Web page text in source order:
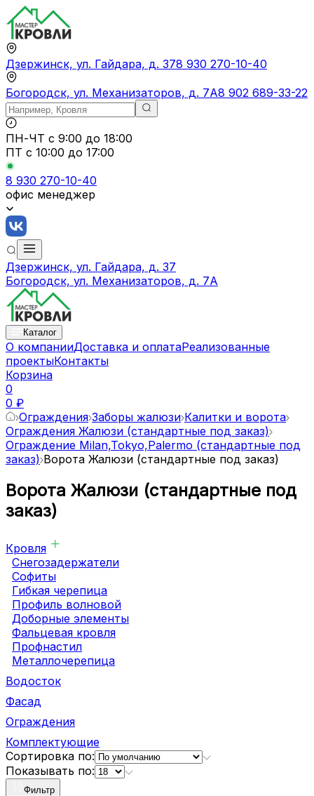
Дзержинск, ул. Гайдара, д. 378 930 270-10-40
Богородск, ул. Механизаторов, д. 7А8 902 689-33-22
ПН-ЧТ с 9:00 до 18:00
ПТ с 10:00 до 17:00
8 930 270-10-40
офис менеджер
Дзержинск, ул. Гайдара, д. 37
Богородск, ул. Механизаторов, д. 7А
Каталог
О компанииДоставка и оплатаРеализованные
проектыКонтакты
Корзина
0
0 ₽
Ограждения Заборы жалюзи Калитки и ворота
Ограждения Жалюзи (стандартные под заказ)
Ограждение Milan,Tokyo,Palermo (стандартные под
заказ) Ворота Жалюзи (стандартные под заказ)
Ворота Жалюзи (стандартные под
заказ)
Кровля
Снегозадержатели
Софиты
Гибкая черепица
Профиль волновой
Доборные элементы
Фальцевая кровля
Профнастил
Металлочерепица
Водосток
Фасад
Ограждения
Комплектующие
Сортировка по:
Показывать по:
Фильтр